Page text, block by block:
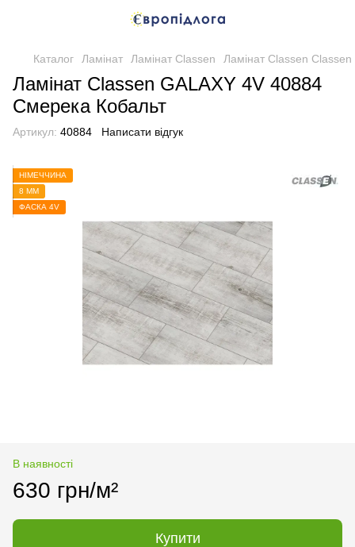
Каталог Ламінат Ламінат Classen Ламінат Classen Classen
Ламінат Classen GALAXY 4V 40884
Смерека Кобальт
Артикул: 40884 Написати відгук
НІМЕЧЧИНА
8 ММ
ФАСКА 4V
В наявності
630 грн/м²
Купити